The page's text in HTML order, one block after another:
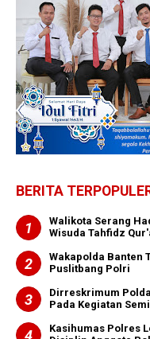
BERITA
Walikota Serang
Wisuda Tahfidz
Wakapolda Banten
Puslitbang Polri
Dirreskrimum
Pada Kegiatan
Kasihumas Polres